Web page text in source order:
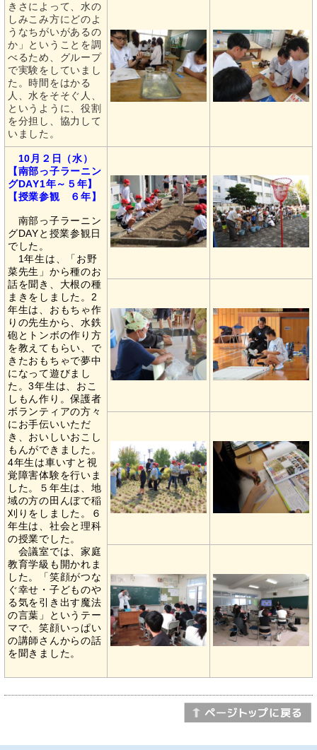
きさによって、水の
しみこみ方にどのよ
うなちがいがあるの
か」ということを調
べるため、グループ
で実験をしていまし
た。時間をはかる
人、水をそそぐ人、
というように、役割
を分担し、協力して
いました。
10月２日（水）
【南部っ子ラーニン
グDAY1年～５年】
【授業参観 ６年】
南部っ子ラーニン
グDAYと授業参観日
でした。
1年生は、「お野
菜先生」から種のお
話を聞き、大根の種
まきをしました。2
年生は、おもちゃ作
りの先生から、水鉄
砲とトンボの作り方
を教えてもらい、で
きたおもちゃで夢中
になって遊びまし
た。3年生は、おこ
しもん作り。保護者
ボランティアの方々
にお手伝いいただ
き、おいしいおこし
もんができました。
4年生は車いすと視
覚障害体験を行いま
した。５年生は、地
域の方の田んぼで稲
刈りをしました。６
年生は、社会と理科
の授業でした。
会議室では、家庭
教育学級も開かれま
した。「笑顔がつな
ぐ幸せ・子どものや
る気を引き出す魔法
の言葉」というテー
マで、笑顔いっぱい
の講師さんからの話
を聞きました。